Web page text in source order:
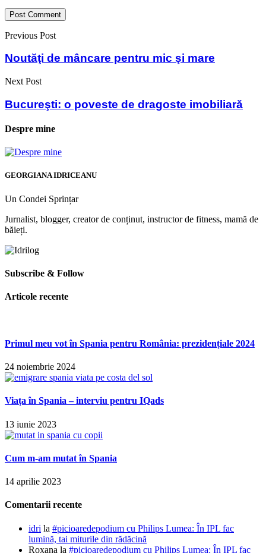
Previous Post
Noutăţi de mâncare pentru mic şi mare
Next Post
Bucureşti: o poveste de dragoste imobiliară
Despre mine
GEORGIANA IDRICEANU
Un Condei Sprințar
Jurnalist, blogger, creator de conținut, instructor de fitness, mamă de
băieți.
Subscribe & Follow
Articole recente
Primul meu vot în Spania pentru România: prezidențiale 2024
24 noiembrie 2024
Viața în Spania – interviu pentru IQads
13 iunie 2023
Cum m-am mutat în Spania
14 aprilie 2023
Comentarii recente
idri la #picioaredepodium cu Philips Lumea: În IPL fac
lumină, tai miturile din rădăcină
Roxana la #picioaredepodium cu Philips Lumea: În IPL fac